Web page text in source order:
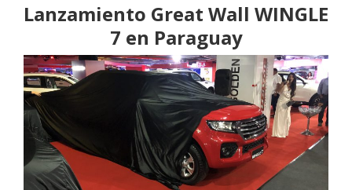
Lanzamiento Great Wall WINGLE
7 en Paraguay